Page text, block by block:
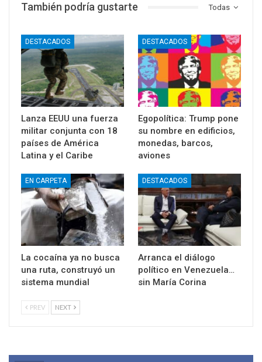
Todas
También podría gustarte
DESTACADOS
Lanza EEUU una fuerza
militar conjunta con 18
países de América
Latina y el Caribe
DESTACADOS
Egopolítica: Trump pone
su nombre en edificios,
monedas, barcos,
aviones
EN CARPETA
La cocaína ya no busca
una ruta, construyó un
sistema mundial
DESTACADOS
Arranca el diálogo
político en Venezuela…
sin María Corina
PREV NEXT